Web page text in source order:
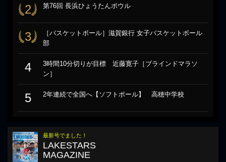
2 第76回 長浜ひょうたんボウル
3
［バスケットボール］滋賀銀行 女子バスケットボール
部
4
3時間10分切りが目標 近藤寛子［ブラインドマラソ
ン］
5 2年連続で全国へ【ソフトボール】 高穂中学校
最新号でました！
LAKESTARS
MAGAZINE